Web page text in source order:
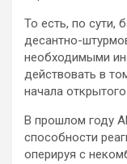
То есть, по сути,
десантно-
необходимыми
действовать в
начала
В прошлом году
способности
оперируя с